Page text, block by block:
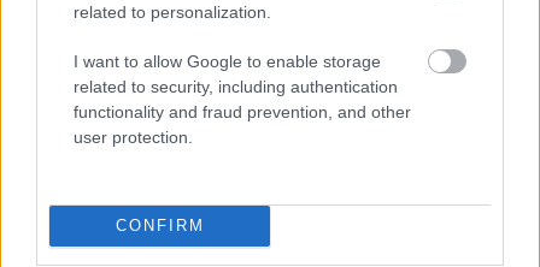
related to personalization.
I want to allow Google to enable storage
related to security, including authentication
functionality and fraud prevention, and other
user protection.
CONFIRM
DIRECCIÓN
Calle Santo Domingo, 51
+34 924 207 911